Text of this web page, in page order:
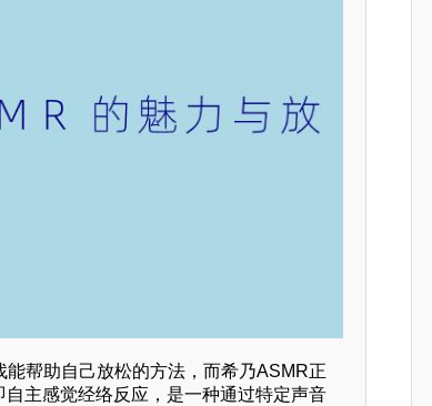
帮助自己放松的方法，而希乃ASMR正
主感觉经络反应，是一种通过特定声音